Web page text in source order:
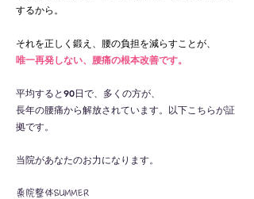
するから。
それを正しく 鍛え、腰の負担を減らすことが、
唯一再発しない、 腰痛の根本改善です。
平均すると90日で、 多くの方が、
長年の腰痛から解放されています。以下こちらが証
拠です。
​当院があなたのお力になります。
薬院整体SUMMER